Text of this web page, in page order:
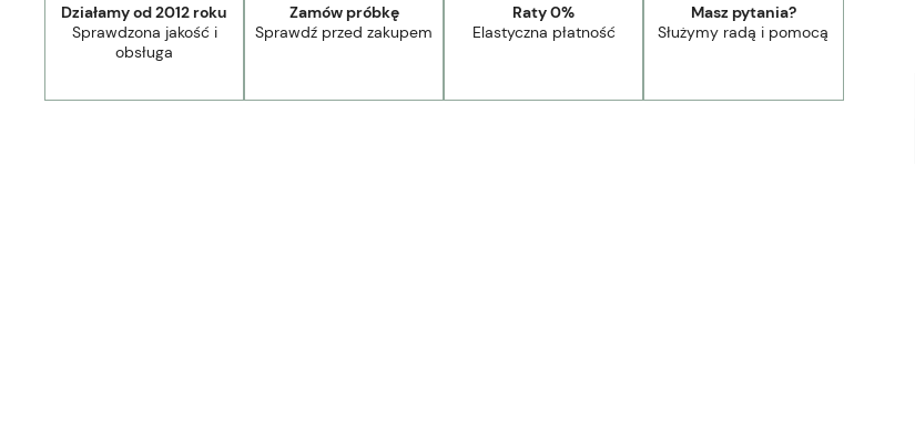
Działamy od 2012 roku
Sprawdzona jakość i
obsługa
Zamów próbkę
Sprawdź przed zakupem
Raty 0%
Elastyczna płatność
Masz pytania?
Służymy radą i pomocą